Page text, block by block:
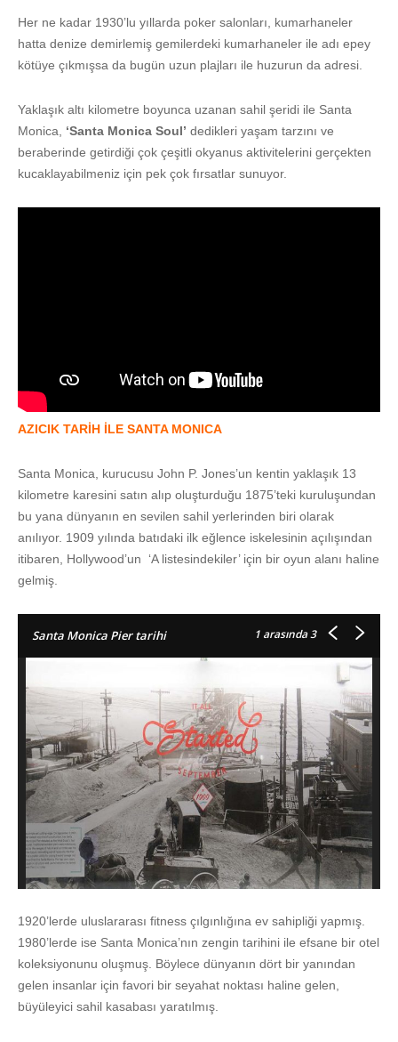
Her ne kadar 1930’lu yıllarda poker salonları, kumarhaneler
hatta denize demirlemiş gemilerdeki kumarhaneler ile adı epey
kötüye çıkmışsa da bugün uzun plajları ile huzurun da adresi.
Yaklaşık altı kilometre boyunca uzanan sahil şeridi ile Santa
Monica, ‘Santa Monica Soul’ dedikleri yaşam tarzını ve
beraberinde getirdiği çok çeşitli okyanus aktivitelerini gerçekten
kucaklayabilmeniz için pek çok fırsatlar sunuyor.
AZICIK TARİH İLE SANTA MONICA
Santa Monica, kurucusu John P. Jones’un kentin yaklaşık 13
kilometre karesini satın alıp oluşturduğu 1875’teki kuruluşundan
bu yana dünyanın en sevilen sahil yerlerinden biri olarak
anılıyor. 1909 yılında batıdaki ilk eğlence iskelesinin açılışından
itibaren, Hollywood’un ‘A listesindekiler’ için bir oyun alanı haline
gelmiş.
Santa Monica Pier tarihi 1 arasında 3
1920’lerde uluslararası fitness çılgınlığına ev sahipliği yapmış.
1980’lerde ise Santa Monica’nın zengin tarihini ile efsane bir otel
koleksiyonunu oluşmuş. Böylece dünyanın dört bir yanından
gelen insanlar için favori bir seyahat noktası haline gelen,
büyüleyici sahil kasabası yaratılmış.